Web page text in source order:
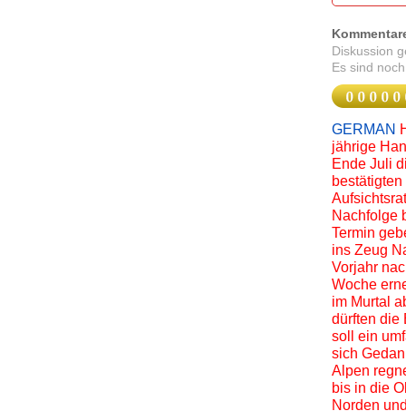
Diskussion
Es sind
GERMAN
jährige
Ende Juli
Nachfolge
Termin
ins Zeug
Vorjahr
Woche
im Murtal
dürften die
soll ein
sich
Alpen
bis in die
Norden